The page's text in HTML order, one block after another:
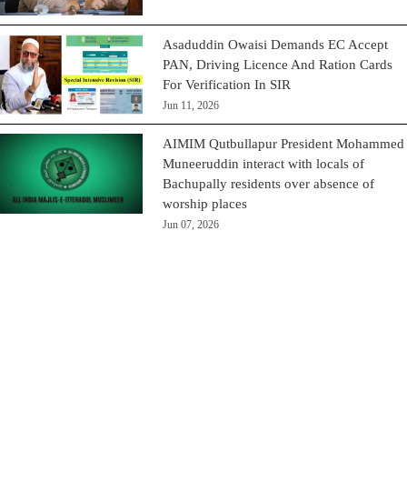
Asaduddin Owaisi Demands EC Accept
PAN, Driving Licence And Ration Cards
For Verification In SIR
Jun 11, 2026
AIMIM Qutbullapur President Mohammed
Muneeruddin interact with locals of
Bachupally residents over absence of
worship places
Jun 07, 2026